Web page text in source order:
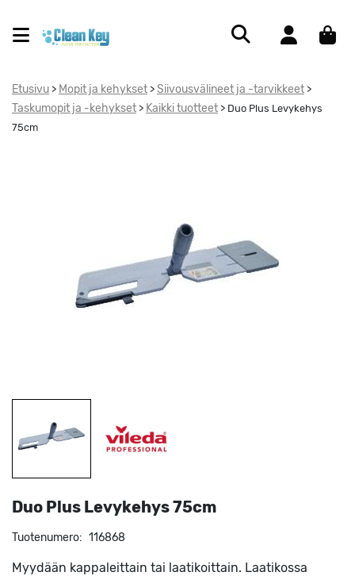
Etusivu > Mopit ja kehykset > Siivousvälineet ja -tarvikkeet >
Taskumopit ja -kehykset > Kaikki tuotteet > Duo Plus Levykehys
75cm
Duo Plus Levykehys 75cm
Tuotenumero: 116868
Myydään kappaleittain tai laatikoittain. Laatikossa